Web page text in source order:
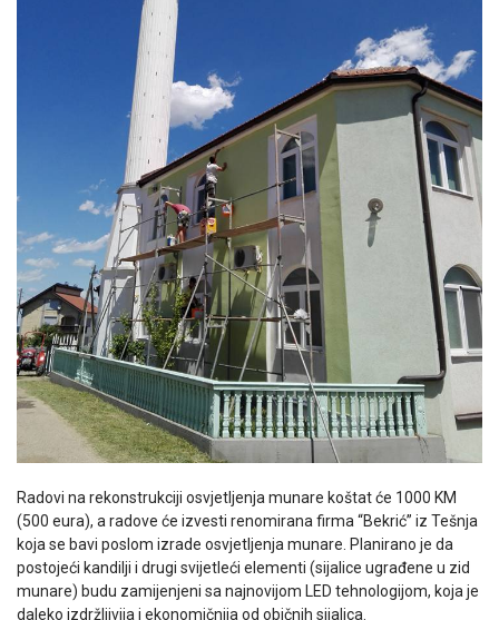
Radovi na rekonstrukciji osvjetljenja munare koštat će 1000 KM
(500 eura), a radove će izvesti renomirana firma “Bekrić” iz Tešnja
koja se bavi poslom izrade osvjetljenja munare. Planirano je da
postojeći kandilji i drugi svijetleći elementi (sijalice ugrađene u zid
munare) budu zamijenjeni sa najnovijom LED tehnologijom, koja je
daleko izdržljivija i ekonomičnija od običnih sijalica.